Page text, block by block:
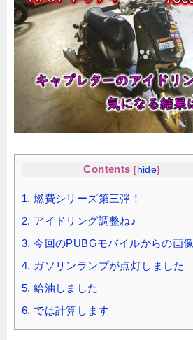
Contents [ hide]
1. 燃費シリーズ第三弾！
2. アイドリング調整ね♪
3. 今回のPUBGモバイルからの画
4. ガソリンランプが点灯しました
5. 給油しました
6. では計算します